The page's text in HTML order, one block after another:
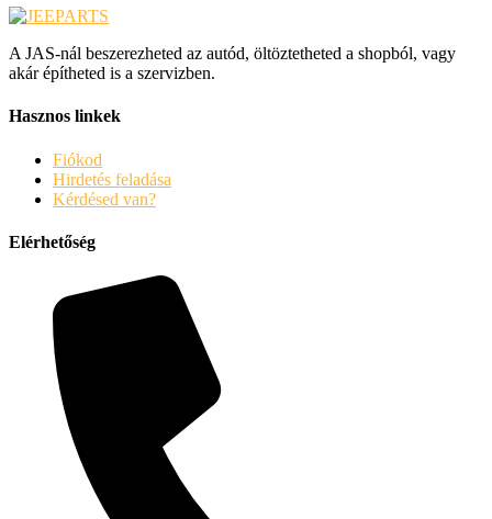
A JAS-nál beszerezheted az autód, öltöztetheted a shopból, vagy
akár építheted is a szervizben.
Hasznos linkek
Fiókod
Hirdetés feladása
Kérdésed van?
Elérhetőség